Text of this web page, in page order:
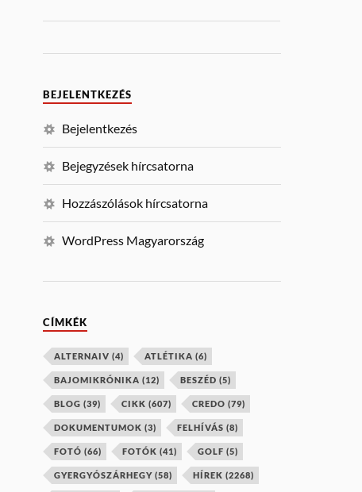
BEJELENTKEZÉS
Bejelentkezés
Bejegyzések hírcsatorna
Hozzászólások hírcsatorna
WordPress Magyarország
CÍMKÉK
ALTERNAIV (4) ATLÉTIKA (6)
BAJOMIKRÓNIKA (12) BESZÉD (5)
BLOG (39) CIKK (607) CREDO (79)
DOKUMENTUMOK (3) FELHÍVÁS (8)
FOTÓ (66) FOTÓK (41) GOLF (5)
GYERGYÓSZÁRHEGY (58) HÍREK (2268)